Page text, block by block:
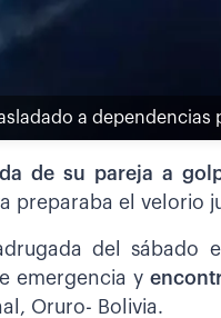
a dependencias
de su pareja a
preparaba el velorio
del sábado
emergencia y
Oruro- Bolivia.